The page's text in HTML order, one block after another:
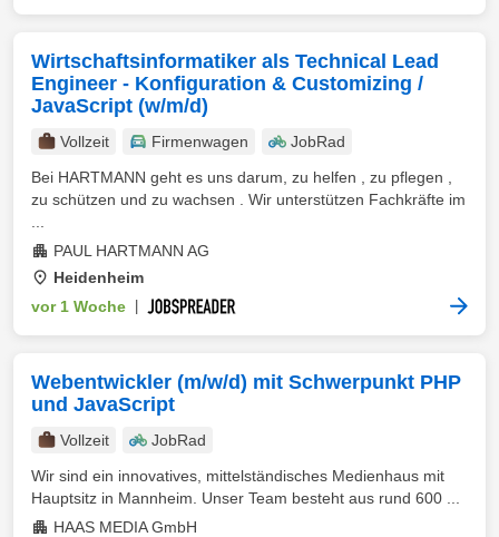
Wirtschaftsinformatiker als Technical Lead
Engineer - Konfiguration & Customizing /
JavaScript (w/m/d)
Vollzeit Firmenwagen
JobRad
Bei HARTMANN geht es uns darum, zu helfen , zu pflegen ,
zu schützen und zu wachsen . Wir unterstützen Fachkräfte im
PAUL HARTMANN AG
Heidenheim
vor 1 Woche
Webentwickler (m/w/d) mit Schwerpunkt PHP
und JavaScript
Vollzeit
JobRad
Wir sind ein innovatives, mittelständisches Medienhaus mit
Hauptsitz in Mannheim. Unser Team besteht aus rund 600 ...
HAAS MEDIA GmbH